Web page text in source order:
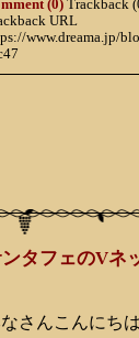
(0) Trackback
URL
www.dreama.jp/
タフェのVネ
さんこんにちは